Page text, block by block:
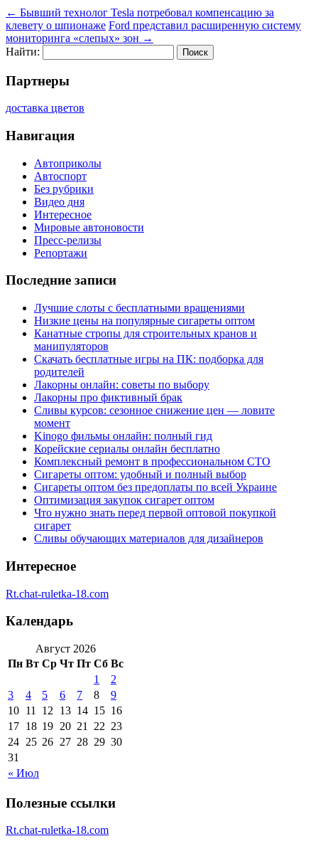
← Бывший технолог Tesla потребовал компенсацию за
клевету о шпионаже Ford представил расширенную систему
мониторинга «слепых» зон →
Найти:
Партнеры
доставка цветов
Навигация
Автоприколы
Автоспорт
Без рубрики
Видео дня
Интересное
Мировые автоновости
Пресс-релизы
Репортажи
Последние записи
Лучшие слоты с бесплатными вращениями
Низкие цены на популярные сигареты оптом
Канатные стропы для строительных кранов и
манипуляторов
Скачать бесплатные игры на ПК: подборка для
родителей
Лакорны онлайн: советы по выбору
Лакорны про фиктивный брак
Сливы курсов: сезонное снижение цен — ловите
момент
Kinogo фильмы онлайн: полный гид
Корейские сериалы онлайн бесплатно
Комплексный ремонт в профессиональном СТО
Сигареты оптом: удобный и полный выбор
Сигареты оптом без предоплаты по всей Украине
Оптимизация закупок сигарет оптом
Что нужно знать перед первой оптовой покупкой
сигарет
Сливы обучающих материалов для дизайнеров
Интересное
Rt.chat-ruletka-18.com
Календарь
Август 2026
Пн Вт Ср Чт Пт Сб Вс
« Июл
1
2
3
4 5 6 7 8
9
10 11 12 13 14 15 16
17 18 19 20 21 22 23
24 25 26 27 28 29 30
31
Полезные ссылки
Rt.chat-ruletka-18.com